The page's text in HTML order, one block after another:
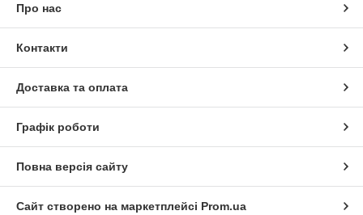
Про нас
Контакти
Доставка та оплата
Графік роботи
Повна версія сайту
Сайт створено на маркетплейсі Prom.ua